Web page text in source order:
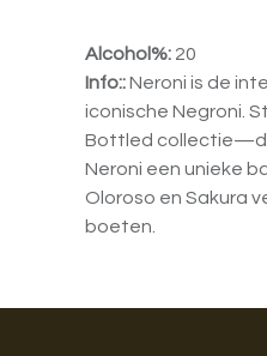
Alcohol%: 20
Info::Neroni is de
iconische Negroni.
Bottled
Neroni een unieke
Oloroso en Sakura
boeten.